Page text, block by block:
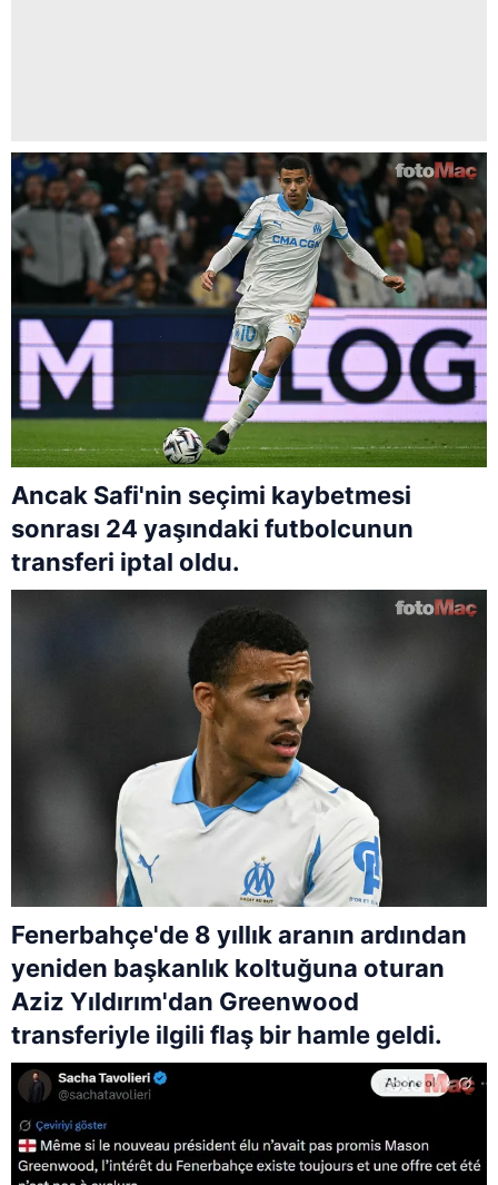
Ancak Safi'nin seçimi kaybetmesi
sonrası 24 yaşındaki futbolcunun
transferi iptal oldu.
Fenerbahçe'de 8 yıllık aranın ardından
yeniden başkanlık koltuğuna oturan
Aziz Yıldırım'dan Greenwood
transferiyle ilgili flaş bir hamle geldi.